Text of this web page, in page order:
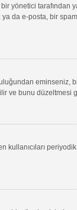
yönetici tarafından
da e-posta, bir
eminseniz,
ve bunu düzeltmesi
kullanıcıları